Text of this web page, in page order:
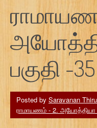
பகுதி -35
Posted by Saravanan
ராமாயணம் - 2.